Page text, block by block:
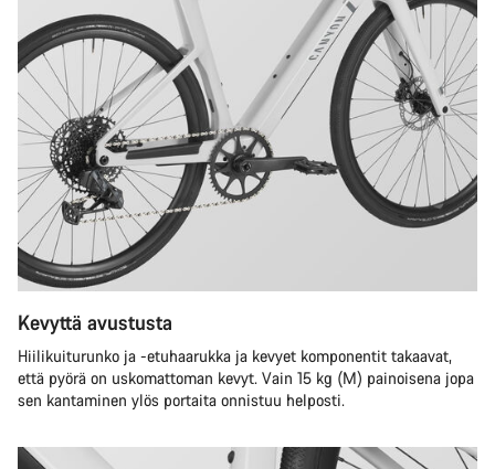
Kevyttä avustusta
Hiilikuiturunko ja -etuhaarukka ja kevyet komponentit takaavat,
että pyörä on uskomattoman kevyt. Vain 15 kg (M) painoisena jopa
sen kantaminen ylös portaita onnistuu helposti.